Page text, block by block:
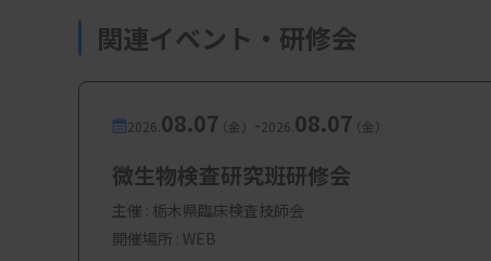
私と同じ年代になると技師長や副技師長とい
も多いと思います。管理職は検査室の運営の
い環境を与えるのも仕事の一つと思っています
管理職はジェネラルに物事を俯瞰的に考える
下げて対応する力が必要です。管理職への道
への異動も一つのスタイルで、キャリアを積
私も2021年に副技師長になり、自分自身の今
関連イベント・研修会
2026. 08.07（金） -2026. 08.07（金）
微生物検査研究班研修会
主催 : 栃木県臨床検査技師会
開催場所 : WEB